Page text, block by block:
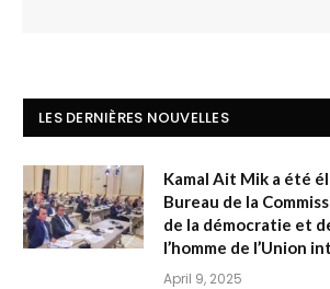
LES DERNIÈRES NOUVELLES
Kamal Ait Mik a été
Bureau de la
de la démocratie et
l’homme de l’Union
April 9, 2025